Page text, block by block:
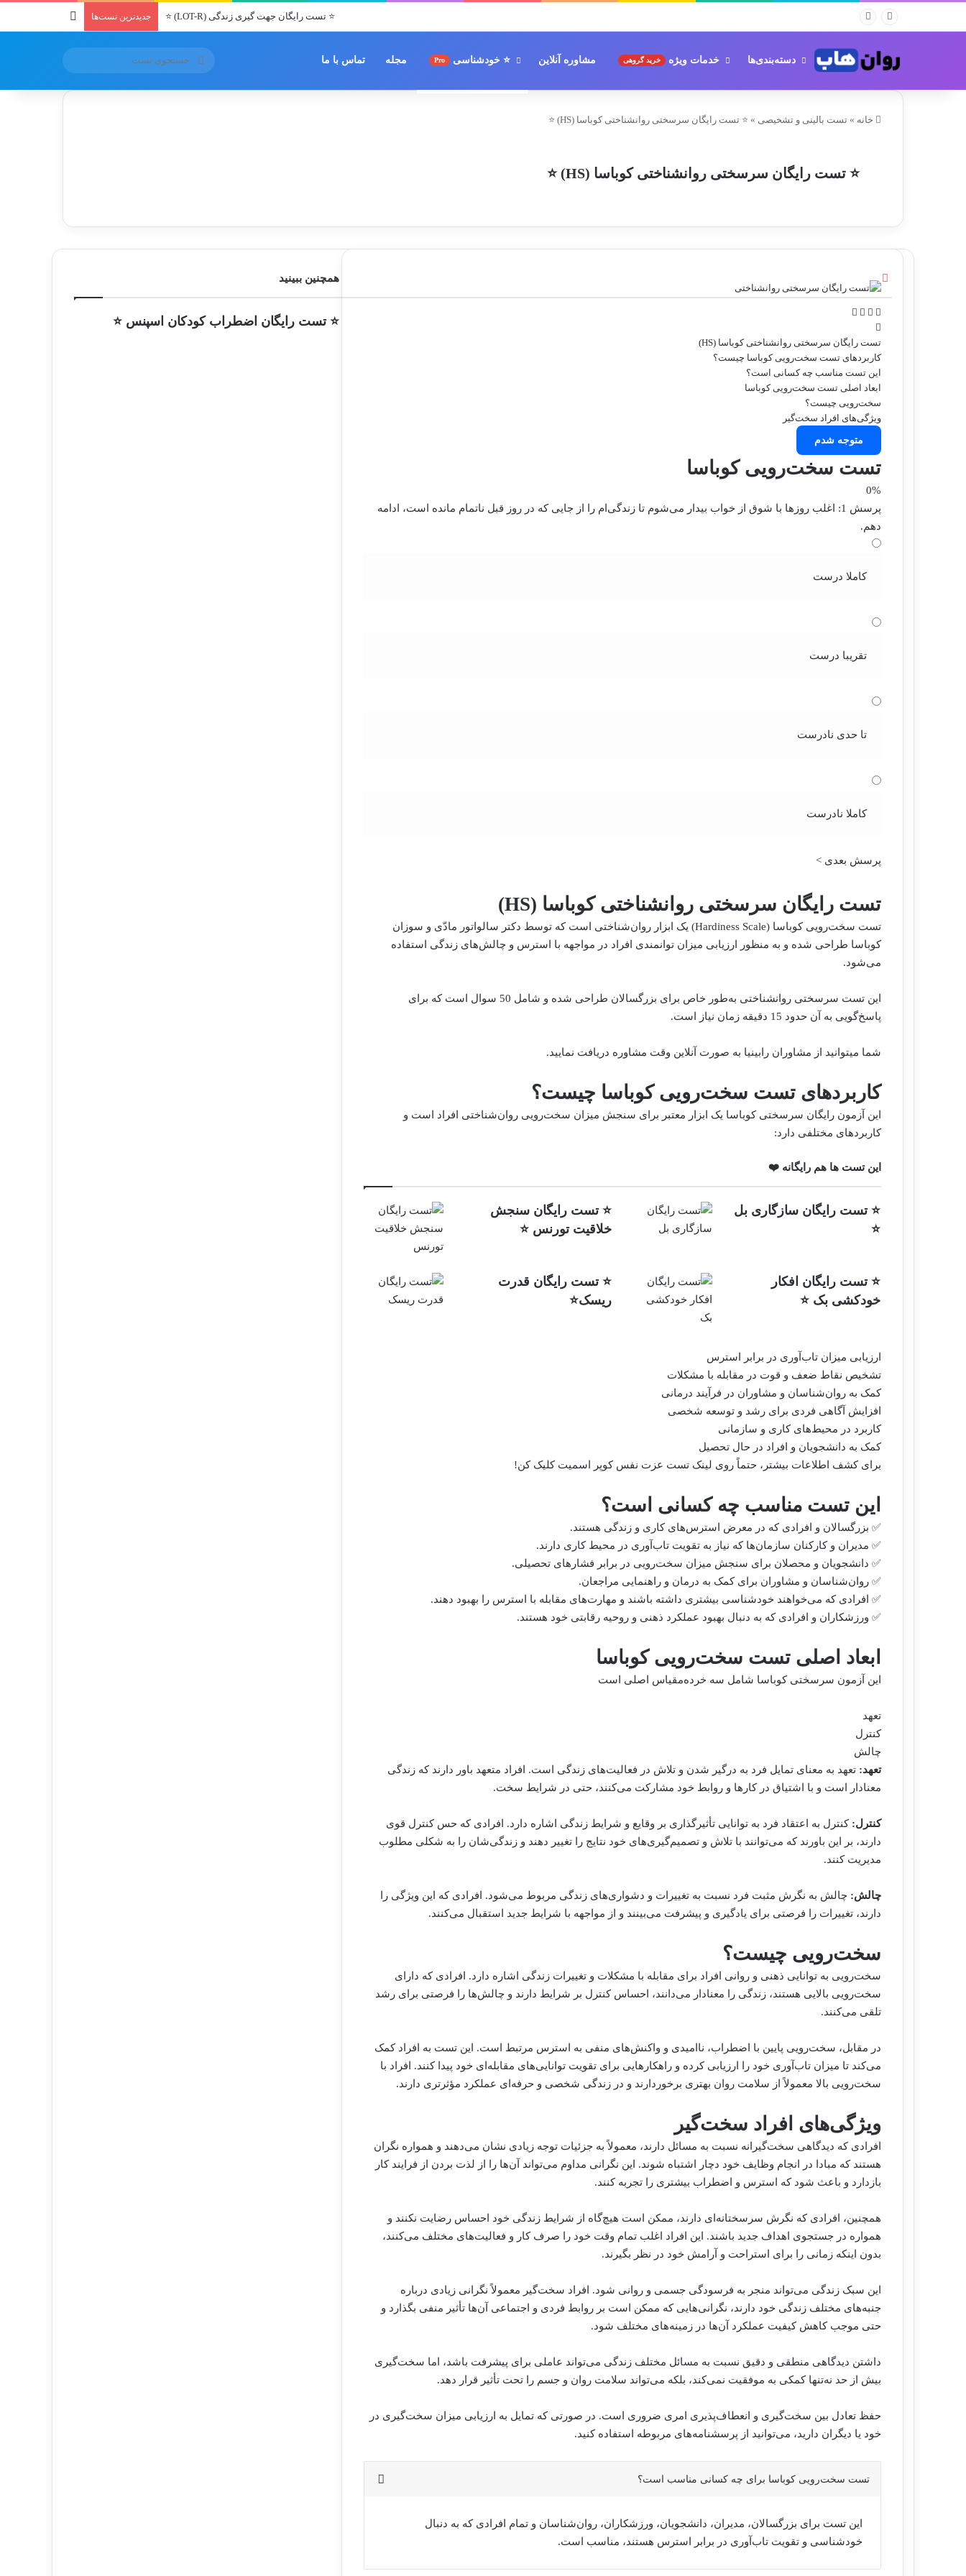
جدیدترین تست‌ها ⭐ تست رایگان جهت گیری زندگی (LOT-R) ⭐
دسته‌بندی‌ها خدمات ویژه خرید گروهی مشاوره آنلاین ⭐ خودشناسی Pro مجله تماس با ما جستجوی
خانه » تست بالینی و تشخیصی » ⭐ تست رایگان سرسختی روانشناختی کوباسا (HS) ⭐
⭐ تست رایگان سرسختی روانشناختی کوباسا (HS) ⭐
ا
ک
س
ل
ن
ک
د
ا
ی
ن
و
ت
س
آ
پ
گ
ر
ا
م
تست رایگان سرسختی روانشناختی کوباسا (HS)
کاربردهای تست سخت‌رویی کوباسا چیست؟
این تست مناسب چه کسانی است؟
ابعاد اصلی تست سخت‌رویی کوباسا
سخت‌رویی چیست؟
ویژگی‌های افراد سخت‌گیر
متوجه شدم
تست سخت‌رویی کوباسا
0%
پرسش 1:
اغلب روزها با شوق از خواب بیدار می‌شوم تا زندگی‌ام را از جایی که در روز قبل ناتمام مانده است، ادامه
دهم.
کاملا درست
تقریبا درست
تا حدی نادرست
کاملا نادرست
پرسش بعدی >
تست رایگان سرسختی روانشناختی کوباسا (HS)
تست سخت‌رویی کوباسا (Hardiness Scale) یک ابزار روان‌شناختی است که توسط دکتر سالواتور مادّی و سوزان
کوباسا طراحی شده و به منظور ارزیابی میزان توانمندی افراد در مواجهه با استرس و چالش‌های زندگی استفاده
می‌شود.
این تست سرسختی روانشناختی به‌طور خاص برای بزرگسالان طراحی شده و شامل 50 سوال است که برای
پاسخ‌گویی به آن حدود 15 دقیقه زمان نیاز است.
شما میتوانید از مشاوران رابینیا به صورت آنلاین وقت مشاوره دریافت نمایید.
کاربردهای تست سخت‌رویی کوباسا چیست؟
این آزمون رایگان سرسختی کوباسا یک ابزار معتبر برای سنجش میزان سخت‌رویی روان‌شناختی افراد است و
کاربردهای مختلفی دارد:
این تست ها هم رایگانه ❤️
⭐ تست رایگان سنجش
خلاقیت تورنس ⭐
⭐ تست رایگان سازگاری بل
⭐
⭐ تست رایگان قدرت
ریسک⭐
⭐ تست رایگان افکار
خودکشی بک ⭐
ارزیابی میزان تاب‌آوری در برابر استرس
تشخیص نقاط ضعف و قوت در مقابله با مشکلات
کمک به روان‌شناسان و مشاوران در فرآیند درمانی
افزایش آگاهی فردی برای رشد و توسعه شخصی
کاربرد در محیط‌های کاری و سازمانی
کمک به دانشجویان و افراد در حال تحصیل
برای کشف اطلاعات بیشتر، حتماً روی لینک تست عزت نفس کوپر اسمیت کلیک کن!
این تست مناسب چه کسانی است؟
✅ بزرگسالان و افرادی که در معرض استرس‌های کاری و زندگی هستند.
✅ مدیران و کارکنان سازمان‌ها که نیاز به تقویت تاب‌آوری در محیط کاری دارند.
✅ دانشجویان و محصلان برای سنجش میزان سخت‌رویی در برابر فشارهای تحصیلی.
✅ روان‌شناسان و مشاوران برای کمک به درمان و راهنمایی مراجعان.
✅ افرادی که می‌خواهند خودشناسی بیشتری داشته باشند و مهارت‌های مقابله با استرس را بهبود دهند.
✅ ورزشکاران و افرادی که به دنبال بهبود عملکرد ذهنی و روحیه رقابتی خود هستند.
ابعاد اصلی تست سخت‌رویی کوباسا
این آزمون سرسختی کوباسا شامل سه خرده‌مقیاس اصلی است
تعهد
کنترل
چالش
تعهد: تعهد به معنای تمایل فرد به درگیر شدن و تلاش در فعالیت‌های زندگی است. افراد متعهد باور دارند که زندگی
معنادار است و با اشتیاق در کارها و روابط خود مشارکت می‌کنند، حتی در شرایط سخت.
کنترل: کنترل به اعتقاد فرد به توانایی تأثیرگذاری بر وقایع و شرایط زندگی اشاره دارد. افرادی که حس کنترل قوی
دارند، بر این باورند که می‌توانند با تلاش و تصمیم‌گیری‌های خود نتایج را تغییر دهند و زندگی‌شان را به شکلی مطلوب
مدیریت کنند.
چالش: چالش به نگرش مثبت فرد نسبت به تغییرات و دشواری‌های زندگی مربوط می‌شود. افرادی که این ویژگی را
دارند، تغییرات را فرصتی برای یادگیری و پیشرفت می‌بینند و از مواجهه با شرایط جدید استقبال می‌کنند.
سخت‌رویی چیست؟
سخت‌رویی به توانایی ذهنی و روانی افراد برای مقابله با مشکلات و تغییرات زندگی اشاره دارد. افرادی که دارای
سخت‌رویی بالایی هستند، زندگی را معنادار می‌دانند، احساس کنترل بر شرایط دارند و چالش‌ها را فرصتی برای رشد
تلقی می‌کنند.
در مقابل، سخت‌رویی پایین با اضطراب، ناامیدی و واکنش‌های منفی به استرس مرتبط است. این تست به افراد کمک
می‌کند تا میزان تاب‌آوری خود را ارزیابی کرده و راهکارهایی برای تقویت توانایی‌های مقابله‌ای خود پیدا کنند. افراد با
سخت‌رویی بالا معمولاً از سلامت روان بهتری برخوردارند و در زندگی شخصی و حرفه‌ای عملکرد مؤثرتری دارند.
ویژگی‌های افراد سخت‌گیر
افرادی که دیدگاهی سخت‌گیرانه نسبت به مسائل دارند، معمولاً به جزئیات توجه زیادی نشان می‌دهند و همواره نگران
هستند که مبادا در انجام وظایف خود دچار اشتباه شوند. این نگرانی مداوم می‌تواند آن‌ها را از لذت بردن از فرایند کار
بازدارد و باعث شود که استرس و اضطراب بیشتری را تجربه کنند.
همچنین، افرادی که نگرش سرسختانه‌ای دارند، ممکن است هیچ‌گاه از شرایط زندگی خود احساس رضایت نکنند و
همواره در جستجوی اهداف جدید باشند. این افراد اغلب تمام وقت خود را صرف کار و فعالیت‌های مختلف می‌کنند،
بدون اینکه زمانی را برای استراحت و آرامش خود در نظر بگیرند.
این سبک زندگی می‌تواند منجر به فرسودگی جسمی و روانی شود. افراد سخت‌گیر معمولاً نگرانی زیادی درباره
جنبه‌های مختلف زندگی خود دارند، نگرانی‌هایی که ممکن است بر روابط فردی و اجتماعی آن‌ها تأثیر منفی بگذارد و
حتی موجب کاهش کیفیت عملکرد آن‌ها در زمینه‌های مختلف شود.
داشتن دیدگاهی منطقی و دقیق نسبت به مسائل مختلف زندگی می‌تواند عاملی برای پیشرفت باشد، اما سخت‌گیری
بیش از حد نه‌تنها کمکی به موفقیت نمی‌کند، بلکه می‌تواند سلامت روان و جسم را تحت تأثیر قرار دهد.
حفظ تعادل بین سخت‌گیری و انعطاف‌پذیری امری ضروری است. در صورتی که تمایل به ارزیابی میزان سخت‌گیری در
خود یا دیگران دارید، می‌توانید از پرسشنامه‌های مربوطه استفاده کنید.
تست سخت‌رویی کوباسا برای چه کسانی مناسب است؟
این تست برای بزرگسالان، مدیران، دانشجویان، ورزشکاران، روان‌شناسان و تمام افرادی که به دنبال
خودشناسی و تقویت تاب‌آوری در برابر استرس هستند، مناسب است.
همچنین ببینید
س
ت
ن
⭐ تست رایگان اضطراب کودکان اسپنس ⭐